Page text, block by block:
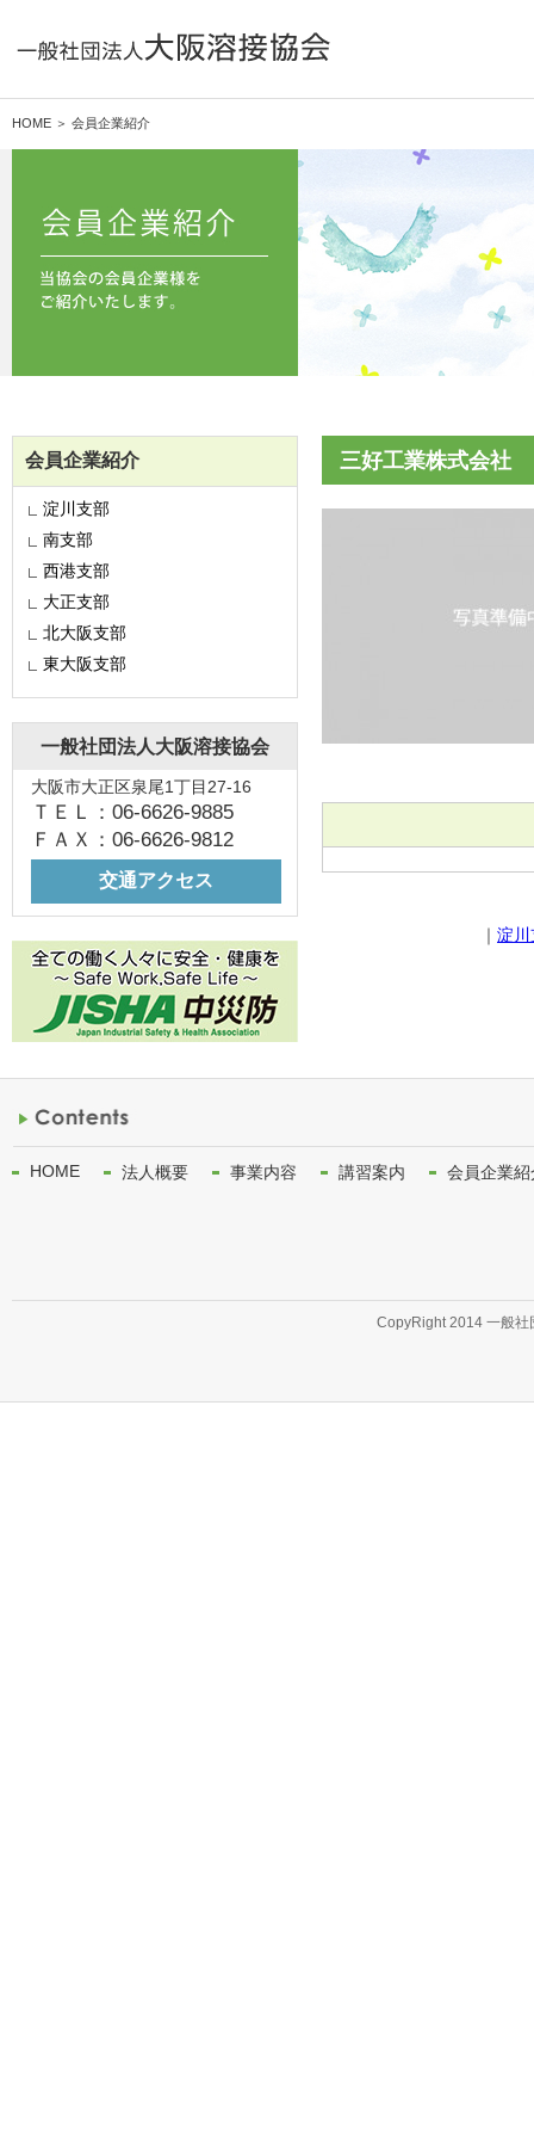
HOME ＞ 会員企業紹介
三好工業株式会社
｜ 淀川
会員企業紹介
淀川支部
南支部
西港支部
大正支部
北大阪支部
東大阪支部
一般社団法人大阪溶接協会
大阪市大正区泉尾1丁目27-16
ＴＥＬ：06-6626-9885
ＦＡＸ：06-6626-9812
交通アクセス
HOME 法人概要 事業内容 講習案内 会員企業紹
CopyRight 2014 一般